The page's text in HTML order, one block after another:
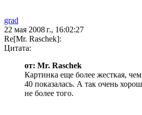
grad
22 мая 2008 г., 16:02:27
Re[Mr. Raschek]:
Цитата:
от: Mr. Raschek
Картинка еще более жесткая,
40 показалась. А так очень
не более того.